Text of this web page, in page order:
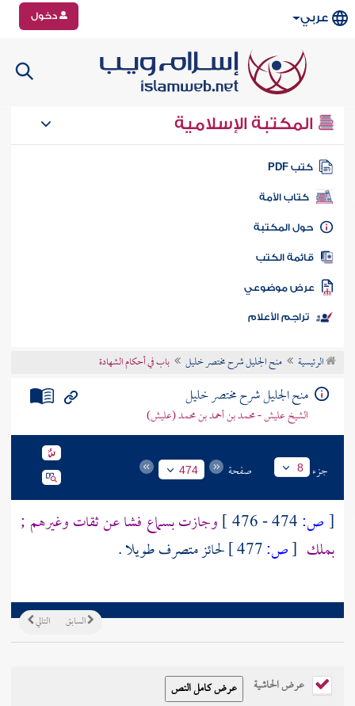
عربي دخول
المكتبة الإسلامية
كتب PDF
كتاب الأمة
المكتبة
الكتب
موضوعي
تراجم الأعلام
الرئيسية منح الجليل شرح مختصر خليل باب في أحكام الشهادة
منح الجليل شرح مختصر خليل
الشيخ عليش - محمد بن أحمد بن محمد (عليش)
جزء 8 صفحة 474
[ص:
وجازت بسماع فشا عن ثقات وغيرهم ;
بملك [ص: لحائز متصرف طويلا .
التالي السابق
عرض الحاشية